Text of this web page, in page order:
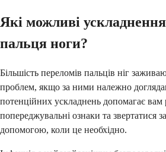
Які можливі
пальця ноги?
Більшість переломів пальців ніг
проблем, якщо за ними належно
потенційних ускладнень допомагає вам
попереджувальні ознаки та звертатися
допомогою, коли це необхідно.